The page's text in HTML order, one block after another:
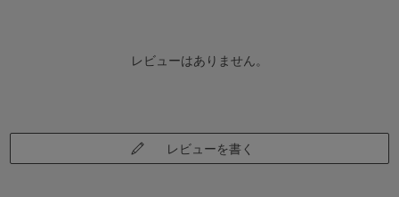
レビューはありません。
レビューを書く